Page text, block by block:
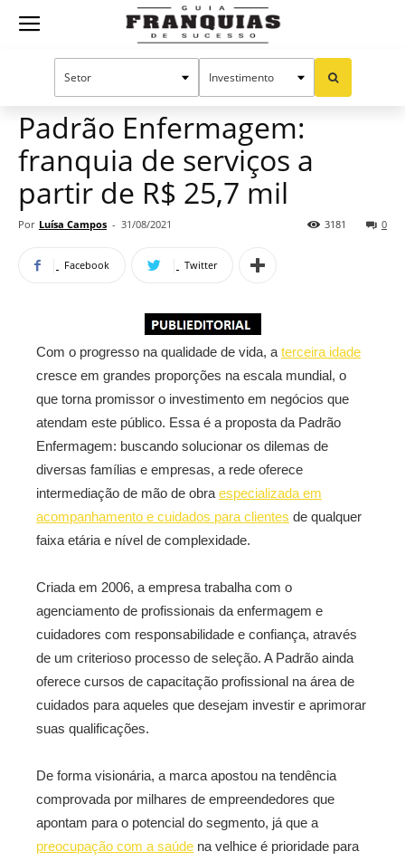
Guia
Mercado de franquias
Padrão Enfermagem:
franquia de serviços a
partir de R$ 25,7 mil
Por Luísa Campos - 31/08/2021 0
3181
Facebook Twitter
Com o progresso na qualidade de vida, a terceira idade
cresce em grandes proporções na escala mundial, o
que torna promissor o investimento em negócios que
atendam este público. Essa é a proposta da Padrão
Enfermagem: buscando solucionar os dilemas de
diversas famílias e empresas, a rede oferece
intermediação de mão de obra especializada em
acompanhamento e cuidados para clientes de qualquer
faixa etária e nível de complexidade.
Criada em 2006, a empresa trabalha com o
agenciamento de profissionais da enfermagem e
cuidadores com responsabilidade e confiança, através
de um criterioso processo de seleção. A Padrão ainda
oferece cursos de capacitação profissional na área de
cuidados para aqueles que desejam investir e aprimorar
suas qualificações.
De forma visionária, a marca apostou na tendência
comprovada por milhares de empreendedores que
apontam para o potencial do segmento, já que a
preocupação com a saúde na velhice é prioridade para